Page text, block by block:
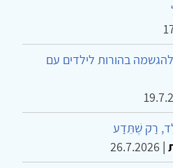
בהורות לילדים עם
רַק שֶׁתֵּדַע
|
26.7.2026